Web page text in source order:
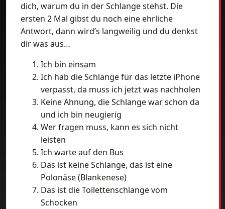
dich, warum du in der Schlange stehst. Die
ersten 2 Mal gibst du noch eine ehrliche
Antwort, dann wird’s langweilig und du denkst
dir was aus…
Ich bin einsam
Ich hab die Schlange für das letzte iPhone
verpasst, da muss ich jetzt was nachholen
Keine Ahnung, die Schlange war schon da
und ich bin neugierig
Wer fragen muss, kann es sich nicht
leisten
Ich warte auf den Bus
Das ist keine Schlange, das ist eine
Polonäse (Blankenese)
Das ist die Toilettenschlange vom
Schocken